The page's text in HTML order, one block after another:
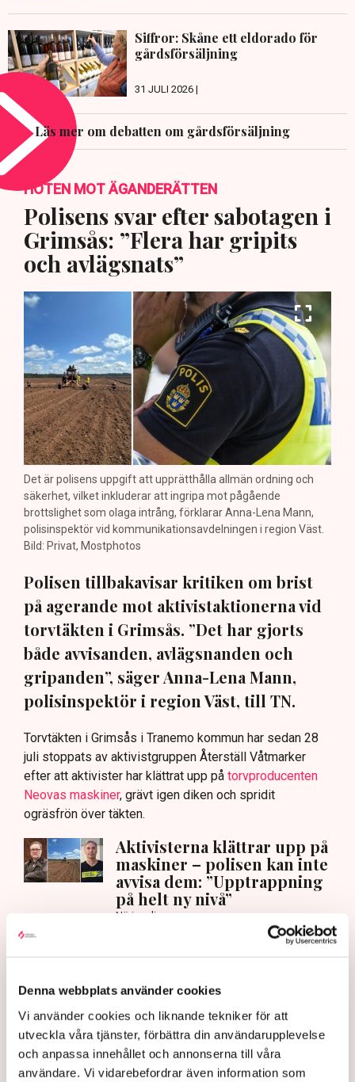
Denna webbplats använder cookies
Vi använder cookies och liknande tekniker för att
utveckla våra tjänster, förbättra din användarupplevelse
och anpassa innehållet och annonserna till våra
användare. Vi vidarebefordrar även information som
Siffror: Skåne ett eldorado för
gårdsförsäljning
31 JULI 2026 |
Läs mer om debatten om gårdsförsäljning
HOTEN MOT ÄGANDERÄTTEN
Polisens svar efter sabotagen i
Grimsås: ”Flera har gripits
och avlägsnats”
Det är polisens uppgift att upprätthålla allmän ordning och
säkerhet, vilket inkluderar att ingripa mot pågående
brottslighet som olaga intrång, förklarar Anna-Lena Mann,
polisinspektör vid kommunikationsavdelningen i region Väst.
Bild: Privat, Mostphotos
Polisen tillbakavisar kritiken om brist
på agerande mot aktivistaktionerna vid
torvtäkten i Grimsås. ”Det har gjorts
både avvisanden, avlägsnanden och
gripanden”, säger Anna-Lena Mann,
polisinspektör i region Väst, till TN.
Torvtäkten i Grimsås i Tranemo kommun har sedan 28
juli stoppats av aktivistgruppen Återställ Våtmarker
efter att aktivister har klättrat upp på torvproducenten
Neovas maskiner, grävt igen diken och spridit
ogräsfrön över täkten.
Aktivisterna klättrar upp på
maskiner – polisen kan inte
avvisa dem: ”Upptrappning
på helt ny nivå”
Näringsliv
AI-sammanfattning
Torvtäkten i Grimsås har stoppats av aktivister
Polisen kritiseras för bristande agerande vid
aktionerna.
Polisinspektör Anna-Lena Mann förklarar polisens